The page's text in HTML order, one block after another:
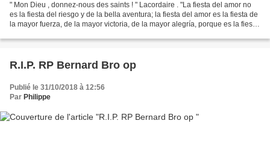
" Mon Dieu , donnez-nous des saints ! " Lacordaire . "La fiesta del amor no
es la fiesta del riesgo y de la bella aventura; la fiesta del amor es la fiesta de
la mayor fuerza, de la mayor victoria, de la mayor alegría, porque es la fiesta
R.I.P. RP Bernard Bro op
Publié le 31/10/2018 à 12:56
Par Philippe